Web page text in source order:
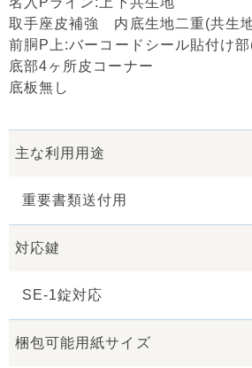
取手座皮補強 内底生地二重(共生
前胴P上:バーコードシール貼付け
底部4ヶ所皮コーナー
底板無し
主な利用用途
重要書類送付用
対応鍵
SE-1錠対応
梱包可能用紙サイズ